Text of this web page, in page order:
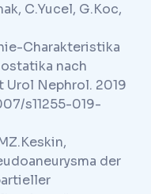
C.Yucel, G.Koc,
Charakteristika
nach
Nephrol. 2019
s11255-019-
der